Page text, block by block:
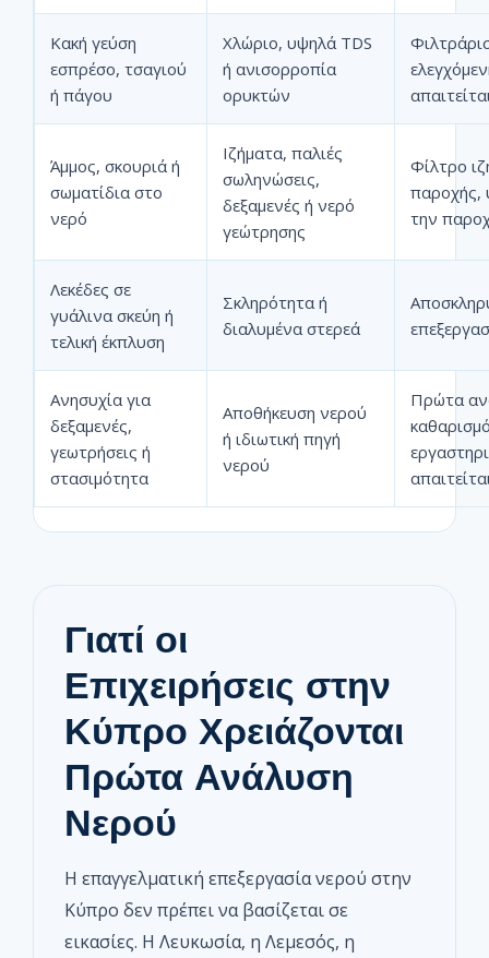
Κακή γεύση
εσπρέσο, τσαγιού
ή πάγου
Χλώριο, υψηλά TDS
ή ανισορροπία
ορυκτών
Άμμος, σκουριά ή
σωματίδια στο
νερό
Ιζήματα, παλιές
σωληνώσεις,
δεξαμενές ή νερό
γεώτρησης
Φίλτρο
παροχής,
την
Λεκέδες σε
γυάλινα σκεύη ή
τελική έκπλυση
Σκληρότητα ή
διαλυμένα στερεά
Ανησυχία για
δεξαμενές,
γεωτρήσεις ή
στασιμότητα
Αποθήκευση νερού
ή ιδιωτική πηγή
νερού
Πρώτα
Γιατί οι
Επιχειρήσεις στην
Κύπρο Χρειάζονται
Πρώτα Ανάλυση
Νερού
Η επαγγελματική επεξεργασία νερού στην
Κύπρο δεν πρέπει να βασίζεται σε
εικασίες. Η Λευκωσία, η Λεμεσός, η